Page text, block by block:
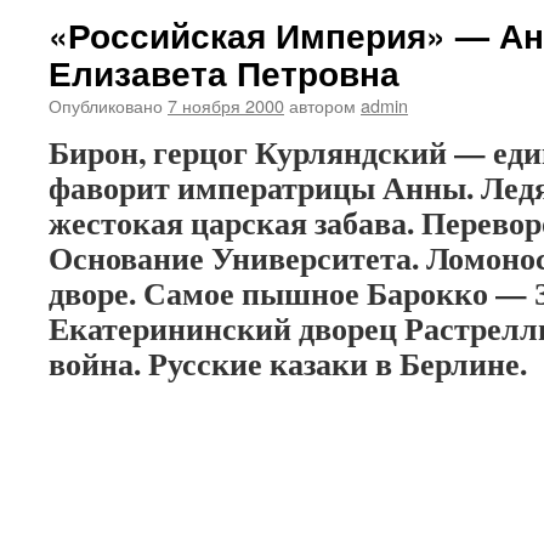
«Российская Империя» —
Елизавета Петровна
Опубликовано 7 ноября 2000автором admin
Бирон, герцог Курляндский —
фаворит императрицы Анны.
жестокая царская забава.
Основание Университета.
дворе. Самое пышное Барокко —
Екатерининский дворец
война. Русские казаки в Берлине.